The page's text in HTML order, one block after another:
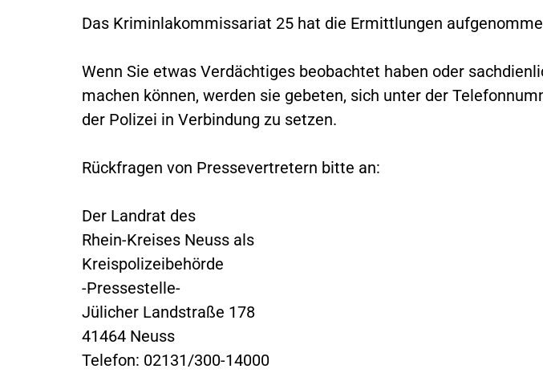
Das Kriminlakommissariat 25 hat die Ermittlungen
Wenn Sie etwas Verdächtiges beobachtet haben oder
machen können, werden sie gebeten, sich unter der
der Polizei in Verbindung zu setzen.
Rückfragen von Pressevertretern bitte an:
Der Landrat des
Rhein-Kreises Neuss als
Kreispolizeibehörde
-Pressestelle-
Jülicher Landstraße 178
41464 Neuss
Telefon: 02131/300-14000